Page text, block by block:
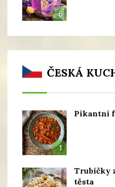
6
ČESKÁ
1
Pikantní
Trubičky
těsta